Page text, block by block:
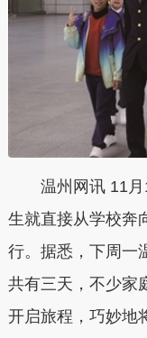
温州网讯 11月
生就直接从学校奔
行。据悉，下周一
共有三天，不少家
开启旅程，巧妙地